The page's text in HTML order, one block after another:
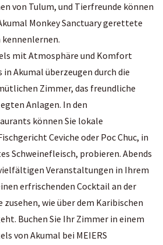
von Tulum, und Tierfreunde können
Monkey Sanctuary gerettete
kennenlernen.
mit Atmosphäre und Komfort
Akumal überzeugen durch die
Zimmer, das freundliche
Anlagen. In den
können Sie lokale
Ceviche oder Poc Chuc, in
Schweinefleisch, probieren. Abends
Veranstaltungen in Ihrem
erfrischenden Cocktail an der
zusehen, wie über dem Karibischen
Buchen Sie Ihr Zimmer in einem
von Akumal bei MEIERS